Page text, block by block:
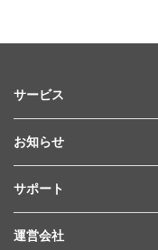
サービス
お知らせ
サポート
運営会社